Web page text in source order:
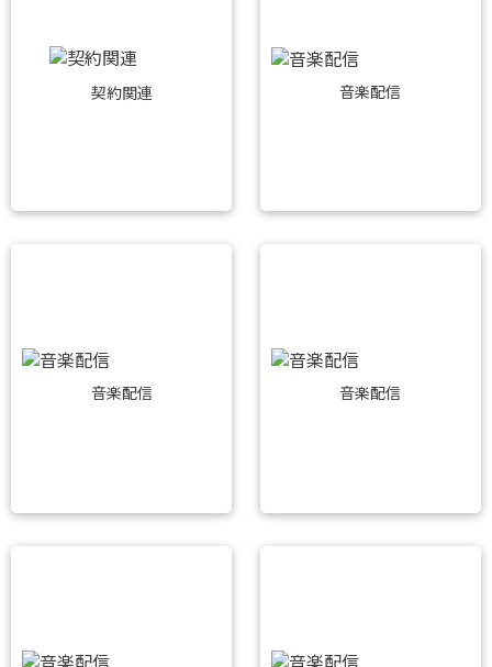
契約関連 音楽配信
音楽配信 音楽配信